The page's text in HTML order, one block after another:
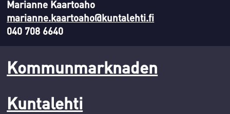
Marianne Kaartoaho
marianne.kaartoaho@kuntalehti.fi
040 708 6640
Kommunmarknaden
Kuntalehti